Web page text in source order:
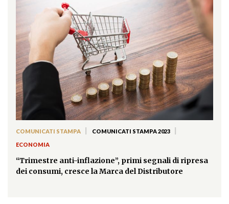
COMUNICATI STAMPA COMUNICATI STAMPA 2023
ECONOMIA
“Trimestre anti-inflazione”, primi segnali di ripresa
dei consumi, cresce la Marca del Distributore